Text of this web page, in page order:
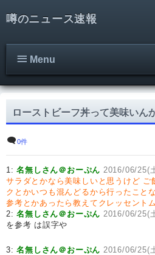
噂のニュース速報
Menu
ローストビーフ丼って美味いん
0件
1:名無しさん＠おーぷん 2016/06/25(
サラダとかなら美味しいと思うけど ご
クとかいつも混んどるから行ったこと
参考とかあったら教えてクレッセント
2:名無しさん＠おーぷん 2016/06/25(
を参考 は誤字や
3:名無しさん＠おーぷん 2016/06/25(